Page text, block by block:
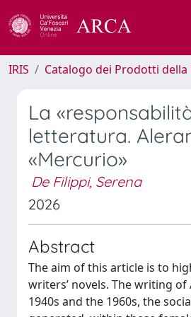
IRIS Catalogo dei Prodotti della
La
letteratura.
«Mercurio»
De Filippi, Serena
2026
Abstract
The aim of this article is to
writers’ novels. The writing
1940s and the 1960s, the